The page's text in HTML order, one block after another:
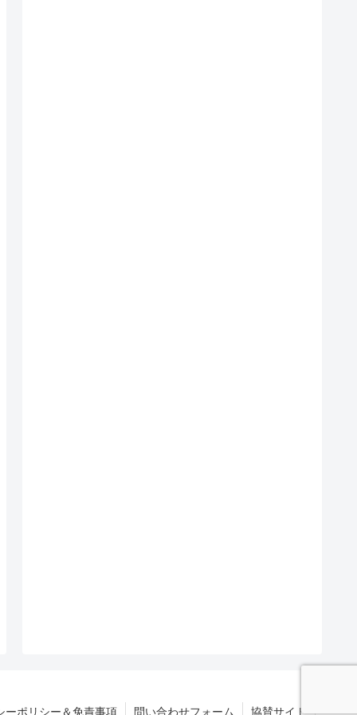
ーポリシー＆免責事項 問い合わせフォーム 協賛サイト